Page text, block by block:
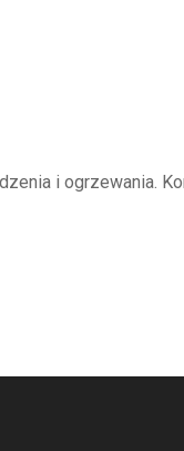
i ogrzewania.